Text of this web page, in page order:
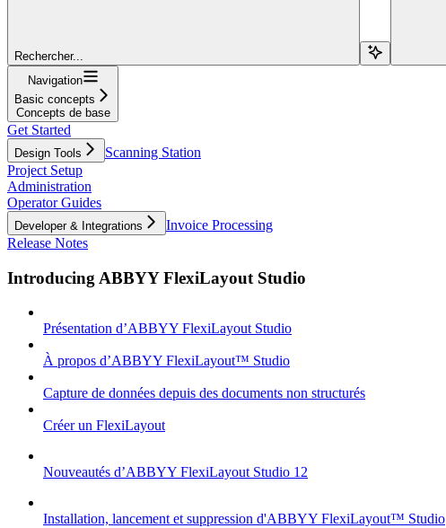
Rechercher...
Navigation
Basic concepts
Concepts de base
Get Started
Design Tools
Scanning Station
Project Setup
Administration
Operator Guides
Developer & Integrations
Invoice Processing
Release Notes
Introducing ABBYY FlexiLayout Studio
Présentation d’ABBYY FlexiLayout Studio
À propos d’ABBYY FlexiLayout™ Studio
Capture de données depuis des documents non structurés
Créer un FlexiLayout
Nouveautés d’ABBYY FlexiLayout Studio 12
Installation, lancement et suppression d'ABBYY FlexiLayout™ Studio